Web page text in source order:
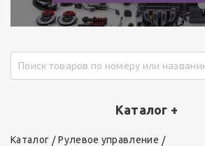
Каталог +
Каталог
Рулевое управление